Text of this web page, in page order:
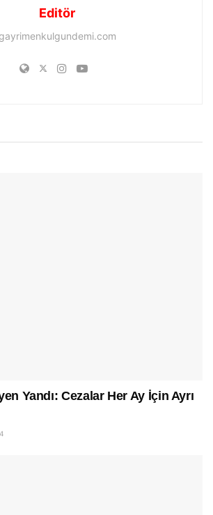
Editör
gayrimenkulgundemi.com
Yandı: Cezalar Her Ay İçin Ayrı